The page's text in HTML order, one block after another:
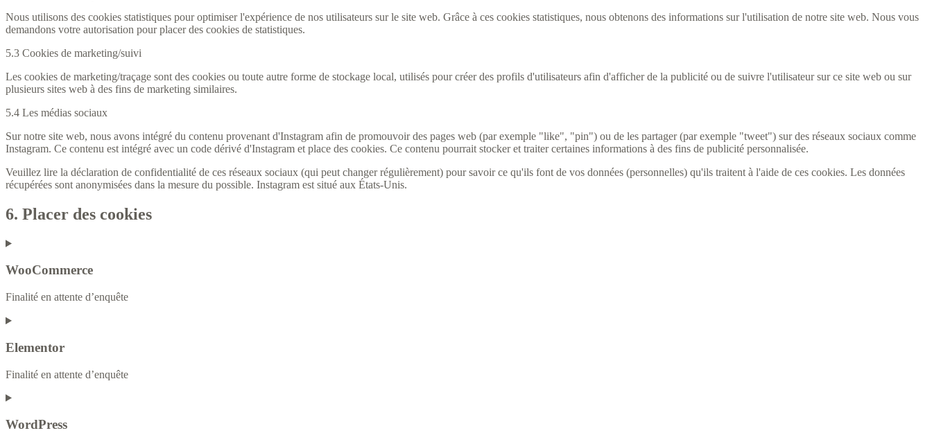
Nous utilisons des cookies statistiques pour optimiser l'expérience de nos utilisateurs sur le site web. Grâce à ces cookies statistiques, nous obtenons des informations sur l'utilisation de notre site web. Nous vous
demandons votre autorisation pour placer des cookies de statistiques.
5.3 Cookies de marketing/suivi
Les cookies de marketing/traçage sont des cookies ou toute autre forme de stockage local, utilisés pour créer des profils d'utilisateurs afin d'afficher de la publicité ou de suivre l'utilisateur sur ce site web ou sur
plusieurs sites web à des fins de marketing similaires.
5.4 Les médias sociaux
Sur notre site web, nous avons intégré du contenu provenant d'Instagram afin de promouvoir des pages web (par exemple "like", "pin") ou de les partager (par exemple "tweet") sur des réseaux sociaux comme
Instagram. Ce contenu est intégré avec un code dérivé d'Instagram et place des cookies. Ce contenu pourrait stocker et traiter certaines informations à des fins de publicité personnalisée.
Veuillez lire la déclaration de confidentialité de ces réseaux sociaux (qui peut changer régulièrement) pour savoir ce qu'ils font de vos données (personnelles) qu'ils traitent à l'aide de ces cookies. Les données
récupérées sont anonymisées dans la mesure du possible. Instagram est situé aux États-Unis.
6. Placer des cookies
WooCommerce
Finalité en attente d’enquête
Elementor
Finalité en attente d’enquête
WordPress